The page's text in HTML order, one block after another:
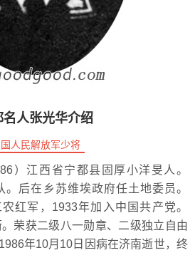
名人张光华介绍
人民解放军少将
江西省宁都县固厚小洋旻人。
后在乡苏维埃政府任土地委员。
红军，1933年加入中国共产党。
荣获二级八一勋章、二级独立自由
年10月10日因病在济南逝世，终